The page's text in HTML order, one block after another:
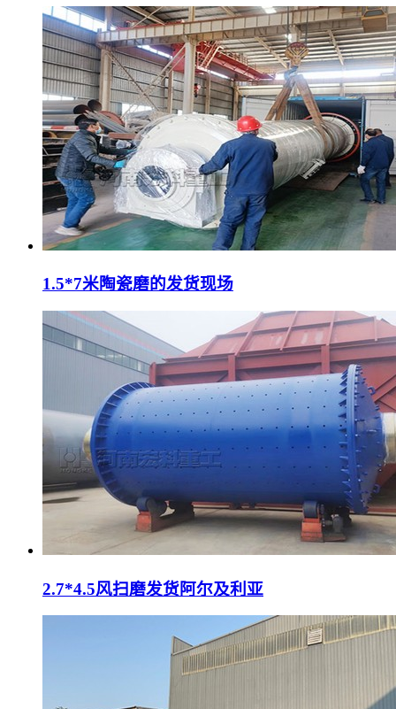
1.5*7米陶瓷磨的发货现场
2.7*4.5风扫磨发货阿尔及利亚